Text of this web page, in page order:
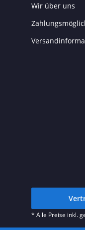
Wir über uns
* Alle Preise inkl.